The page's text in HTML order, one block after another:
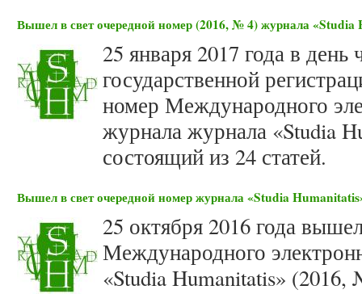
Вышел в свет очередной номер (2016, № 4) журнала «Studia
25 января 2017 года в
государственной
номер Международного
журнала журнала «Studia
состоящий из 24 статей.
Вышел в свет очередной номер журнала «Studia
25 октября 2016 года
Международного
«Studia Humanitatis»